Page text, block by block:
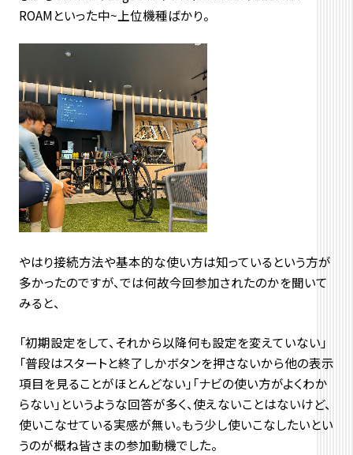
ROAMといった中~上位機種ばかり。
やはり接続方法や基本的な使い方は知っているという方が
多かったのですが、では何故今回参加されたのかを聞いて
みると、
「初期設定をして、それから以降何も設定を変えていない」
「普段はスタートと終了しかボタンを押さないから他の表示
項目を見ることがほとんどない」「ナビの使い方がよくわか
らない」というような回答が多く、使えないことはないけど、
使いこなせている実感が無い。もう少し使いこなしたいとい
うのが概ね皆さまの参加動機でした。